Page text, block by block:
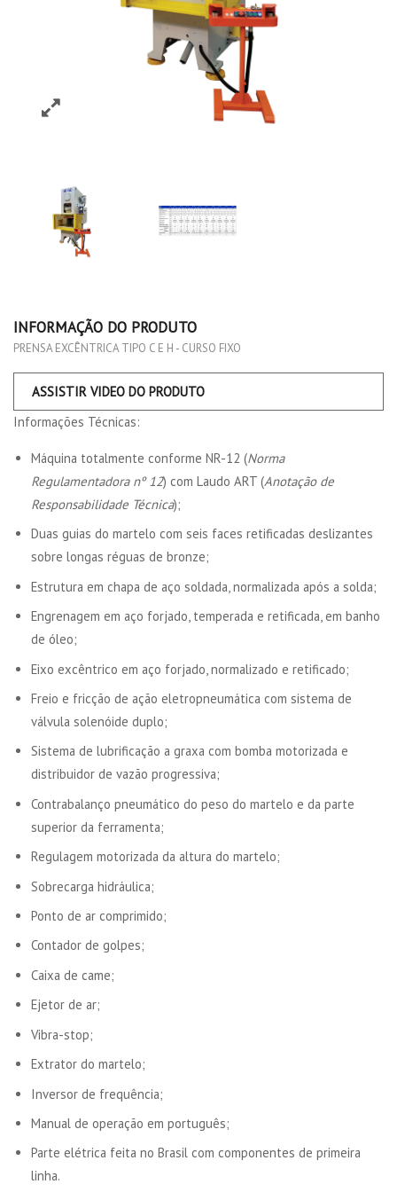
INFORMAÇÃO DO PRODUTO
PRENSA EXCÊNTRICA TIPO C E H - CURSO FIXO
ASSISTIR VIDEO DO PRODUTO
Informações Técnicas:
Máquina totalmente conforme NR-12 (Norma
Regulamentadora nº 12) com Laudo ART (Anotação de
Responsabilidade Técnica);
Duas guias do martelo com seis faces retificadas deslizantes
sobre longas réguas de bronze;
Estrutura em chapa de aço soldada, normalizada após a solda;
Engrenagem em aço forjado, temperada e retificada, em banho
de óleo;
Eixo excêntrico em aço forjado, normalizado e retificado;
Freio e fricção de ação eletropneumática com sistema de
válvula solenóide duplo;
Sistema de lubrificação a graxa com bomba motorizada e
distribuidor de vazão progressiva;
Contrabalanço pneumático do peso do martelo e da parte
superior da ferramenta;
Regulagem motorizada da altura do martelo;
Sobrecarga hidráulica;
Ponto de ar comprimido;
Contador de golpes;
Caixa de came;
Ejetor de ar;
Vibra-stop;
Extrator do martelo;
Inversor de frequência;
Manual de operação em português;
Parte elétrica feita no Brasil com componentes de primeira
linha.